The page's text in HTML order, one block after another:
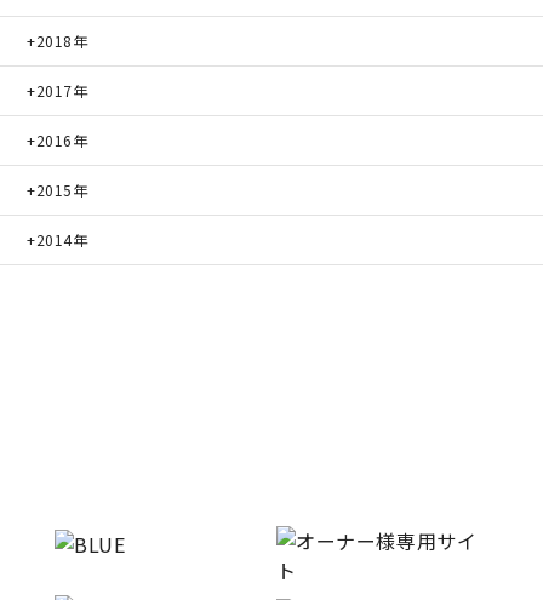
2018年
2017年
2016年
2015年
2014年